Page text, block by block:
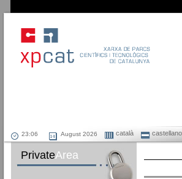
August 2026 català castellano
PrivateArea